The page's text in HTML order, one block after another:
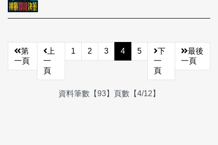
第
一頁
上
一
頁
1 2 3 4 5
下
一
頁
最後
一頁
資料筆數【93】頁數【4/12】